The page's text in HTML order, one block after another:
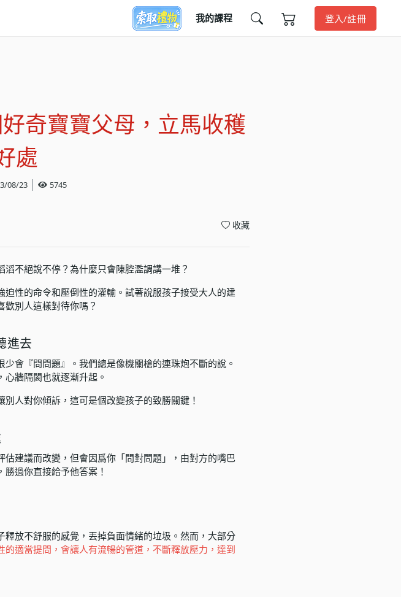
我的課程 登入/註冊
奇寶寶父母，立馬收穫
處
08/23 5745
收藏
不絕說不停？為什麼只會陳腔濫調講一堆？
性的命令和壓倒性的灌輸。試著說服孩子接受大人的建
別人這樣對待你嗎？
進去
會『問問題』。我們總是像機關槍的連珠炮不斷的說。
牆隔閡也就逐漸升起。
別人對你傾訴，這可是個改變孩子的致勝關鍵！
建議而改變，但會因爲你「問對問題」，由對方的嘴巴
過你直接給予他答案！
放不舒服的感覺，丟掉負面情緒的垃圾。然而，大部分
的適當提問，會讓人有流暢的管道，不斷釋放壓力，達到